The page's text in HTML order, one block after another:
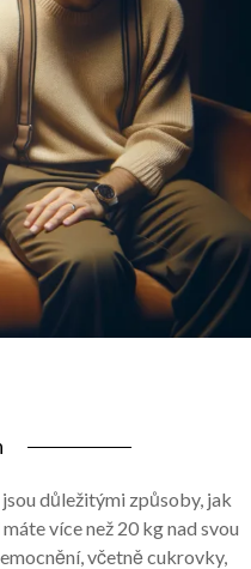
důležitými způsoby, jak
více než 20 kg nad svou
včetně cukrovky,